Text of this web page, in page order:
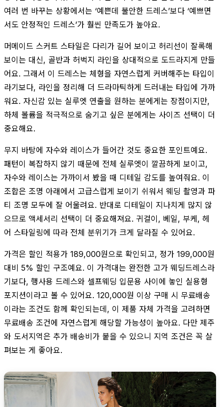
여러 번 바꾸는 상황에서는 ‘예쁜데 불안한 드레스’보다 ‘예쁘면
서도 안정적인 드레스’가 훨씬 만족도가 높아요.
머메이드 스커트 스타일은 다리가 길어 보이고 허리선이 잘록해
보이는 대신, 골반과 허벅지 라인을 상대적으로 도드라지게 만들
어요. 그래서 이 드레스는 체형을 자연스럽게 커버해주는 타입이
라기보다, 라인을 정리해 더 드라마틱하게 드러내는 타입에 가까
워요. 자신감 있는 실루엣 연출을 원하는 분에게는 장점이지만,
하체 볼륨을 적극적으로 숨기고 싶은 분에게는 사이즈 선택이 더
중요해요.
무지 바탕에 자수와 레이스가 들어간 것도 중요한 포인트예요.
패턴이 복잡하지 않기 때문에 전체 실루엣이 깔끔하게 보이고,
자수와 레이스는 가까이서 봤을 때 디테일 감도를 높여줘요. 이
조합은 조명 아래에서 고급스럽게 보이기 쉬워서 웨딩 촬영과 파
티 조명 모두에 잘 어울려요. 반대로 디테일이 지나치게 많지 않
으므로 액세서리 선택이 더 중요해져요. 귀걸이, 베일, 부케, 헤
어 스타일링에 따라 전체 분위기가 크게 달라질 수 있어요.
가격은 할인 적용가 189,000원으로 확인되고, 정가 199,000원
대비 5% 할인 구조예요. 이 가격대는 완전한 고가 웨딩드레스라
기보다, 행사용 드레스와 셀프웨딩 입문용 사이에 놓인 실용형
포지션이라고 볼 수 있어요. 120,000원 이상 구매 시 무료배송
이라는 조건도 함께 확인되는데, 이 제품 자체 가격을 고려하면
무료배송 조건에 자연스럽게 해당할 가능성이 높아요. 다만 제주
와 도서지역은 추가 배송비가 붙을 수 있으니 지역 조건은 꼭 살
펴보는 게 좋아요.